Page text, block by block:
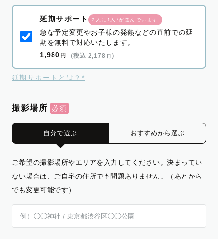
延期サポート 3人に1人*が選んでいます
急な予定変更やお子様の発熱などの直前での延
期を無料で対応いたします。
1,980 円 （税込 2,178 円 ）
延期サポートとは？*
撮影場所
自分で選ぶ おすすめから選ぶ
ご希望の撮影場所やエリアを入力してください。決まってい
ない場合は、ご自宅の住所でも問題ありません。（あとから
でも変更可能です）